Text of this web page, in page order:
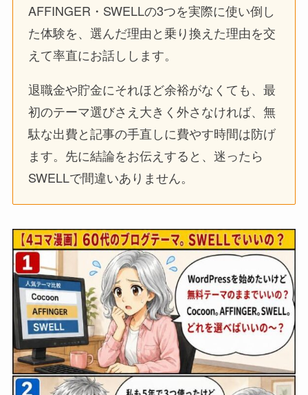
AFFINGER・SWELLの3つを実際に使い倒し
た体験を、選んだ理由と乗り換えた理由を交
えて率直にお話しします。
退職金や貯金にそれほど余裕がなくても、最
初のテーマ選びさえ大きく外さなければ、無
駄な出費と記事の手直しに費やす時間は防げ
ます。先に結論をお伝えすると、迷ったら
SWELLで間違いありません。